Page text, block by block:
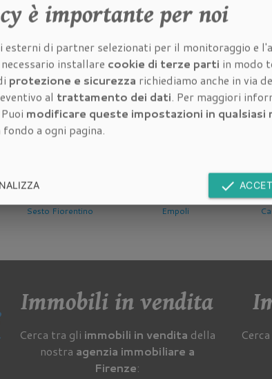
da valutare:
da valutare:
Fiorentino
Valutazione
Campi
Immobili in vendita
Cerca tra gli immobili in vendita della
nostra agenzia immobiliare a
Firenze:
è importante per noi
esterni di partner selezionati per il monitoraggio e
installare cookie di terze parti in modo
protezione e sicurezza richiediamo anche in via
al trattamento dei dati. Per maggiori
Puoi modificare queste impostazioni in qualsiasi
a ogni pagina.
done